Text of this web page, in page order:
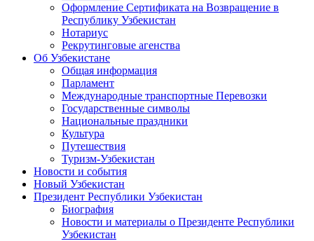
Оформление Сертификата на Возвращение в
Республику Узбекистан
Нотариус
Рекрутинговые агенства
Об Узбекистане
Общая информация
Парламент
Международные транспортные Перевозки
Государственные символы
Национальные праздники
Культура
Путешествия
Туризм-Узбекистан
Новости и события
Новый Узбекистан
Президент Республики Узбекистан
Биография
Новости и материалы о Президенте Республики
Узбекистан